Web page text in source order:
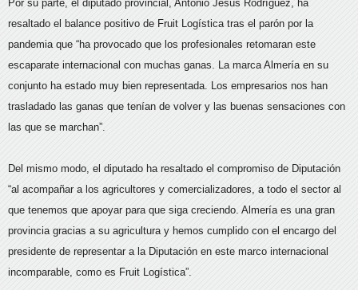
Por su parte, el diputado provincial, Antonio Jesús Rodríguez, ha
resaltado el balance positivo de Fruit Logística tras el parón por la
pandemia que “ha provocado que los profesionales retomaran este
escaparate internacional con muchas ganas. La marca Almería en su
conjunto ha estado muy bien representada. Los empresarios nos han
trasladado las ganas que tenían de volver y las buenas sensaciones con
las que se marchan”.
Del mismo modo, el diputado ha resaltado el compromiso de Diputación
“al acompañar a los agricultores y comercializadores, a todo el sector al
que tenemos que apoyar para que siga creciendo. Almería es una gran
provincia gracias a su agricultura y hemos cumplido con el encargo del
presidente de representar a la Diputación en este marco internacional
incomparable, como es Fruit Logística”.